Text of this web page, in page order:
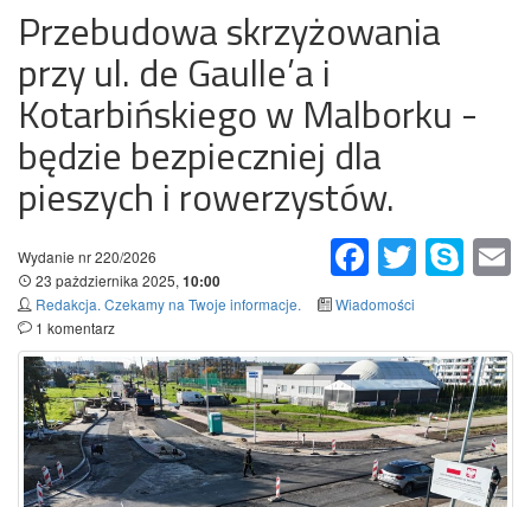
Przebudowa skrzyżowania
przy ul. de Gaulle’a i
Kotarbińskiego w Malborku -
będzie bezpieczniej dla
pieszych i rowerzystów.
FacebookTwitter Skype
Wydanie nr 220/2026
23 pażdziernika 2025, 10:00
Redakcja. Czekamy na Twoje informacje.
Wiadomości
1 komentarz